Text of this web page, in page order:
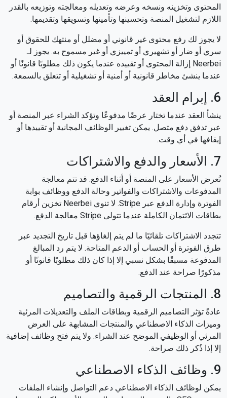
المحتوى وتخزينه ونسخه وعرضه وتعديله ومعالجته وتوزيعه بالقدر
اللازم لتشغيل المنصة وتحسينها وتأمينها وتسويقها وتقديمها.
لا يجوز لك رفع محتوى غير قانوني أو مضلل أو منتهك للحقوق أو
سري أو ضار أو تشهيري أو تمييزي أو غير مسموح به. يجوز لـ
Neerbei إزالة المحتوى أو تقييده عندما يكون ذلك مطلوبًا قانونًا أو
عندما ينشئ مخاطر قانونية أو أمنية أو تشغيلية أو تتعلق بالسمعة.
6. إبرام العقد
ينشأ العقد عندما تختار عرضًا مدفوعًا وتؤكد الشراء عبر المنصة أو
عبر تدفق دفع متصل. يمكن تغيير الوظائف المجانية أو تقييدها أو
إيقافها في أي وقت.
7. الأسعار والدفع والاشتراكات
تُعرض الأسعار على المنصة أو أثناء الدفع. قد تتم معالجة
المدفوعات والاشتراكات والفواتير وحالة الدفع ووظائف بوابة
الفوترة وإدارة الدفع عبر Stripe. لا تنوي Neerbei تخزين أرقام
بطاقات الائتمان الكاملة عندما تتولى Stripe معالجة الدفع.
تتجدد الاشتراكات تلقائيًا ما لم يتم إلغاؤها قبل تاريخ التجديد عبر
طرق الفوترة أو الحساب أو الدعم المتاحة. لا يتم رد المبالغ
المدفوعة مسبقًا بشكل نسبي إلا إذا كان ذلك مطلوبًا قانونًا أو
مذكورًا صراحة عند الدفع.
8. المنتجات الرقمية والتصاميم
عادةً تؤثر التصاميم الرقمية وبطاقات الملف والتعديلات المرئية
وميزات الذكاء الاصطناعي والمنتجات المشابهة على العرض
المرئي أو الوظيفي الموضح عند الشراء. ولا يتم فتح وظائف إضافية
إلا إذا ذُكر ذلك صراحة.
9. وظائف الذكاء الاصطناعي
يمكن لوظائف الذكاء الاصطناعي دعم التواصل وإنشاء الملفات